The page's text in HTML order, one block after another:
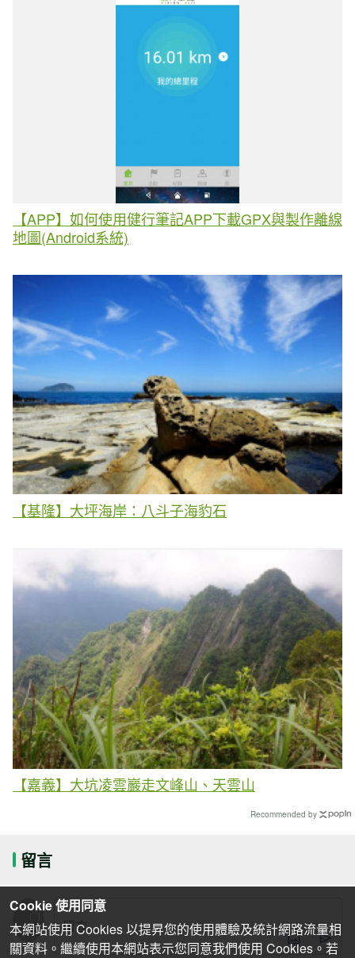
【APP】如何使用健行筆記APP下載GPX與製作離線
地圖(Android系統)
【基隆】大坪海岸：八斗子海豹石
【嘉義】大坑凌雲巖走文峰山、天雲山
Recommended by
留言
Cookie 使用同意
本網站使用 Cookies 以提昇您的使用體驗及統計網路流量相
關資料。繼續使用本網站表示您同意我們使用 Cookies。若